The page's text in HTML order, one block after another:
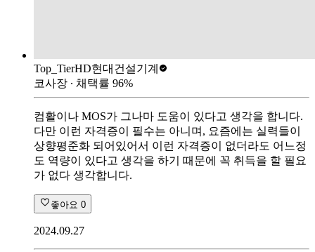
Top_TierHD현대건설기계
코사장 ∙ 채택률 96%
컴활이나 MOS가 그나마 도움이 있다고 생각을 합니다.
다만 이런 자격증이 필수는 아니며, 요즘에는 실력들이
상향평준화 되어있어서 이런 자격증이 없더라도 어느정
도 역량이 있다고 생각을 하기 때문에 꼭 취득을 할 필요
가 없다 생각합니다.
좋아요 0
2024.09.27